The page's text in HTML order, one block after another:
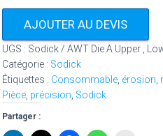
AJOUTER AU DEVIS
UGS : Sodick / AWT Die A Upper ,
Catégorie : Sodick
Étiquettes : Consommable érosion
Pièce précision Sodick
Partager :